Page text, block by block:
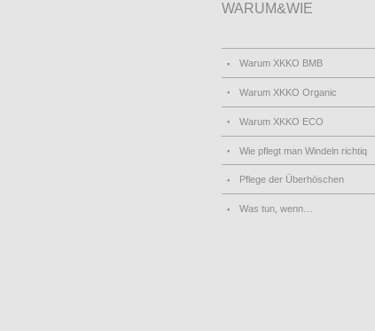
WARUM&WIE
Warum XKKO BMB
Warum XKKO Organic
Warum XKKO ECO
Wie pflegt man Windeln richtiq
Pflege der Überhöschen
Was tun, wenn…